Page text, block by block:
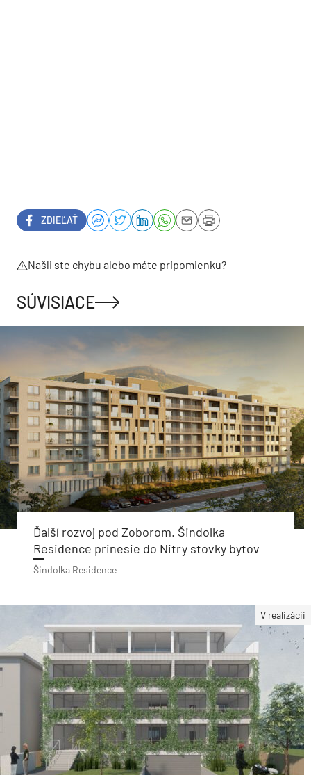
ZDIEĽAŤ
Našli ste chybu alebo máte pripomienku?
SÚVISIACE
Ďalší rozvoj pod Zoborom. Šindolka
Residence prinesie do Nitry stovky bytov
Šindolka Residence
V realizácii